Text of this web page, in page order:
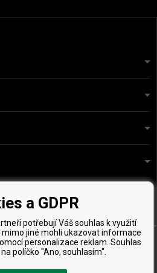
do 24 hodin.
podmínky
osobních údajů
plateb a dopravy
Mitchell
Professionals
a GDPR
potřebují Váš souhlas k využití
jiné mohli ukazovat informace
personalizace reklam. Souhlas
políčko "Ano, souhlasím".